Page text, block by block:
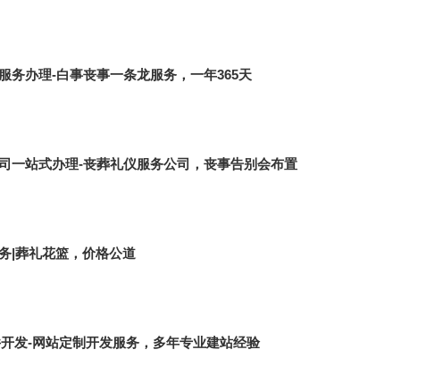
务办理-白事丧事一条龙服务，一年365天
一站式办理-丧葬礼仪服务公司，丧事告别会布置
|葬礼花篮，价格公道
发-网站定制开发服务，多年专业建站经验